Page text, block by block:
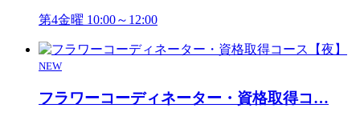
第4金曜 10:00～12:00
NEW
フラワーコーディネーター・資格取得コ…